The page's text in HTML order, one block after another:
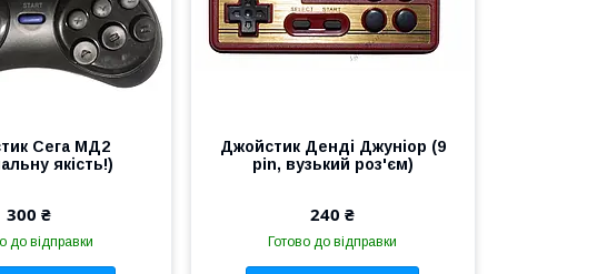
Сега МД2
якість!)
300 ₴
до відправки
Джойстик Денді Джуніор (9
pin, вузький роз'єм)
240 ₴
Готово до відправки